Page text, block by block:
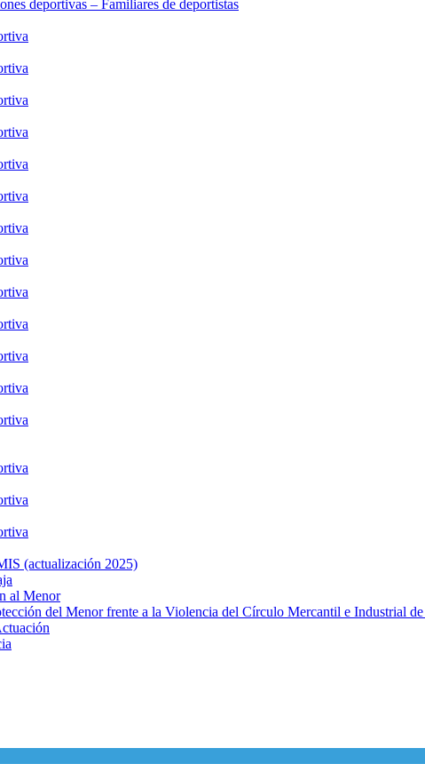
deportivas – Familiares de deportistas
(actualización 2025)
al Menor
del Menor frente a la Violencia del Círculo Mercantil e Industrial